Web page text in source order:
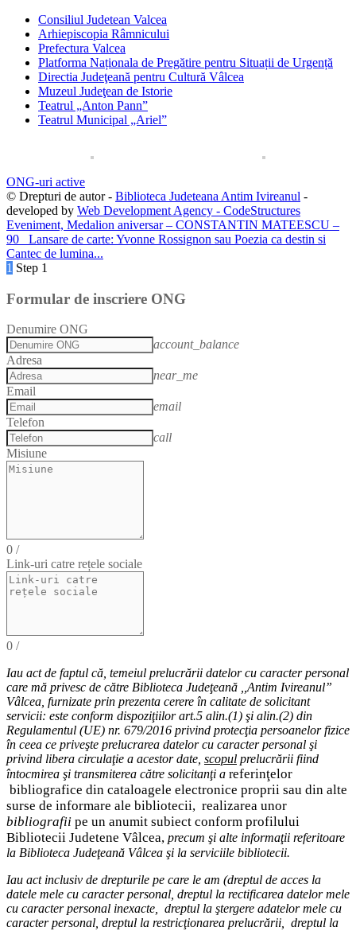
Consiliul Judetean Valcea
Arhiepiscopia Râmnicului
Prefectura Valcea
Platforma Naționala de Pregătire pentru Situații de Urgență
Directia Judeţeană pentru Cultură Vâlcea
Muzeul Judeţean de Istorie
Teatrul „Anton Pann”
Teatrul Municipal „Ariel”
ONG-uri active
© Drepturi de autor - Biblioteca Judeteana Antim Ivireanul -
developed by Web Development Agency - CodeStructures
Eveniment, Medalion aniversar – CONSTANTIN MATEESCU –
90
Lansare de carte: Yvonne Rossignon sau Poezia ca destin si
Cantec de lumina...
1 Step 1
Formular de inscriere ONG
Denumire ONG
account_balance
Adresa
near_me
Email
email
Telefon
call
Misiune
0 /
Link-uri catre rețele sociale
0 /
Iau act de faptul că, temeiul prelucrării datelor cu caracter personal
care mă privesc de către Biblioteca Judeţeană ,,Antim Ivireanul”
Vâlcea, furnizate prin prezenta cerere în calitate de solicitant
servicii: este conform dispoziţiilor art.5 alin.(1) şi alin.(2) din
Regulamentul (UE) nr. 679/2016 privind protecţia persoanelor fizice
în ceea ce priveşte prelucrarea datelor cu caracter personal şi
privind libera circulaţie a acestor date scopul prelucrării fiind
întocmirea şi transmiterea către solicitanţi a referinţelor
bibliografice din cataloagele electronice proprii sau din alte
surse de informare ale bibliotecii, realizarea unor
bibliografii pe un anumit subiect conform profilului
Bibliotecii Judetene Vâlcea, precum şi alte informaţii referitoare
la Biblioteca Judeţeană Vâlcea şi la serviciile bibliotecii.
Iau act inclusiv de drepturile pe care le am (dreptul de acces la
datele mele cu caracter personal, dreptul la rectificarea datelor mele
cu caracter personal inexacte,
dreptul la ştergere adatelor mele cu
caracter personal, dreptul la restricţionarea prelucrării
dreptul la